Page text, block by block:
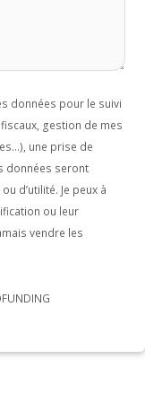
données pour le suivi
gestion de mes
une prise de
données seront
d’utilité. Je peux à
ou leur
vendre les